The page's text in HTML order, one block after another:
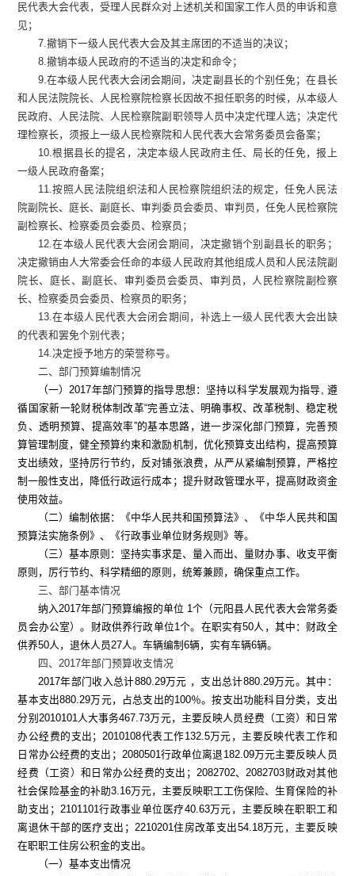
民代表大会代表，受理人民群众对上述机关和国家工作人员的申诉和意
见；
7.撤销下一级人民代表大会及其主席团的不适当的决议；
8.撤销本级人民政府的不适当的决定和命令；
9.在本级人民代表大会闭会期间，决定副县长的个别任免；在县长
和人民法院院长、人民检察院检察长因故不担任职务的时候，从本级人
民政府、人民法院、人民检察院副职领导人员中决定代理人选；决定代
理检察长，须报上一级人民检察院和人民代表大会常务委员会备案；
10.根据县长的提名，决定本级人民政府主任、局长的任免，报上
一级人民政府备案；
11.按照人民法院组织法和人民检察院组织法的规定，任免人民法
院副院长、庭长、副庭长、审判委员会委员、审判员，任免人民检察院
副检察长、检察委员会委员、检察员；
12.在本级人民代表大会闭会期间，决定撤销个别副县长的职务；
决定撤销由人大常委会任命的本级人民政府其他组成人员和人民法院副
院长、庭长、副庭长、审判委员会委员、审判员，人民检察院副检察
长、检察委员会委员、检察员的职务；
13.在本级人民代表大会闭会期间，补选上一级人民代表大会出缺
的代表和罢免个别代表；
14.决定授予地方的荣誉称号。
二、部门预算编制情况
（一）2017年部门预算的指导思想： 坚持以科学发展观为指导 , 遵
循国家新一轮财税体制改革“完善立法、明确事权、改革税制、稳定税
负、透明预算、提高效率”的基本思路，进一步深化部门预算，完善预
算管理制度，健全预算约束和激励机制，优化预算支出结构，提高预算
支出绩效，坚持厉行节约，反对铺张浪费，从严从紧编制预算，严格控
制一般性支出，降低行政运行成本；提升财政管理水平，提高财政资金
使用效益。
（二）编制依据：
《中华人民共和国预算法》、《中华人民共和国
预算法实施条例》、《行政事业单位财务规则》等。
（三）基本原则： 坚持实事求是、量入而出、量财办事、收支平衡
原则，厉行节约、科学精细的原则，统筹兼顾，确保重点工作。
三、部门基本情况
纳入2017年部门预算编报的单位 1个（元阳县人民代表大会常务委
员会办公室）。财政供养行政单位1个。在职实有50人，其中：财政全
供养50人，退休人员27人。车辆编制6辆，实有车辆6辆。
四、 2017年部门预算收支情况
2017年部门收入总计880.29万元 ，支出总计880.29万元。其中：
基本支出880.29万元，占总支出的100％。按支出功能科目分类，支出
分别2010101人大事务467.73万元，主要反映人员经费（工资）和日常
办公经费的支出；2010108代表工作132.5万元，主要反映代表工作和
日常办公经费的支出；2080501行政单位离退182.09万元主要反映人员
经费（工资）和日常办公经费的支出；2082702、2082703财政对其他
社会保险基金的补助3.16万元，主要反映职工工伤保险、生育保险的补
助支出；2101101行政事业单位医疗40.63万元，主要反映在职职工和
离退休干部的医疗支出；2210201住房改革支出54.18万元，主要反映
在职职工住房公积金的支出。
（一）基本支出情况